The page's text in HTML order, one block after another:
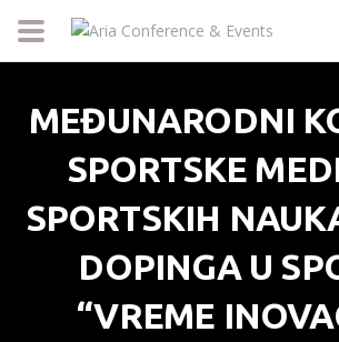
MEĐUNARODNI
SPORTSKE
SPORTSKIH
DOPINGA U
“VREME